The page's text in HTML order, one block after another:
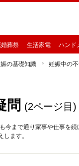
葬祭 生活家電 ハンド
の基礎知識 妊娠中の
問 (2ページ目)
今まで通り家事や仕事を
ます。